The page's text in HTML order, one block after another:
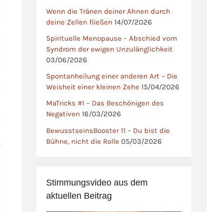
Wenn die Tränen deiner Ahnen durch
deine Zellen fließen 14/07/2026
Spirituelle Menopause – Abschied vom
Syndrom der ewigen Unzulänglichkeit
03/06/2026
Spontanheilung einer anderen Art – Die
Weisheit einer kleinen Zehe 15/04/2026
MaTricks #1 – Das Beschönigen des
Negativen 16/03/2026
BewusstseinsBooster 11 – Du bist die
Bühne, nicht die Rolle 05/03/2026
Stimmungsvideo aus dem
aktuellen Beitrag